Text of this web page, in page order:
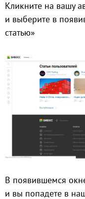
Кликните на вашу
и выберите в
статью»
В появившемся
и вы попадете в